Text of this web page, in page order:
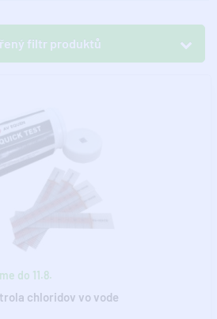
filtr produktů
do 11.8.
chloridov vo vode